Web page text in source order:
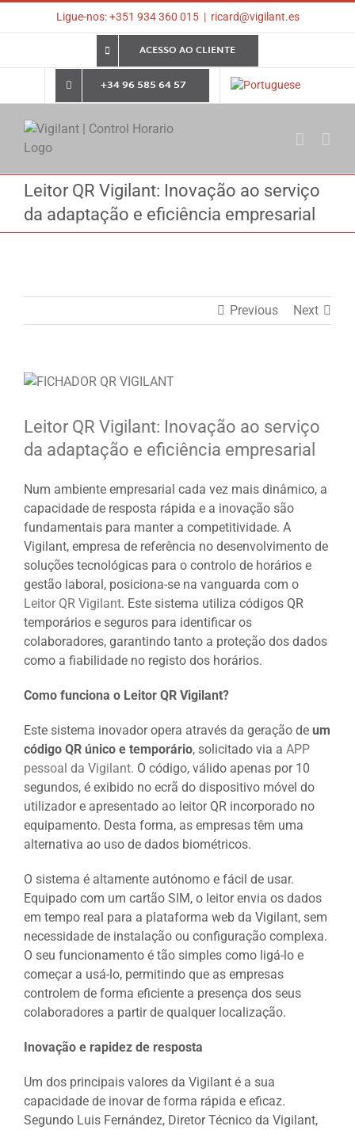
Ligue-nos: +351 934 360 015 | ricard@vigilant.es
ACESSO AO CLIENTE
+34 96 585 64 57
Leitor QR Vigilant: Inovação ao serviço
da adaptação e eficiência empresarial
Previous Next
View
Image
Leitor QR Vigilant: Inovação ao serviço
da adaptação e eficiência empresarial
Num ambiente empresarial cada vez mais dinâmico, a
capacidade de resposta rápida e a inovação são
fundamentais para manter a competitividade. A
Vigilant, empresa de referência no desenvolvimento de
soluções tecnológicas para o controlo de horários e
gestão laboral, posiciona-se na vanguarda com o
Leitor QR Vigilant. Este sistema utiliza códigos QR
temporários e seguros para identificar os
colaboradores, garantindo tanto a proteção dos dados
como a fiabilidade no registo dos horários.
Como funciona o Leitor QR Vigilant?
Este sistema inovador opera através da geração de um
código QR único e temporário, solicitado via a APP
pessoal da Vigilant. O código, válido apenas por 10
segundos, é exibido no ecrã do dispositivo móvel do
utilizador e apresentado ao leitor QR incorporado no
equipamento. Desta forma, as empresas têm uma
alternativa ao uso de dados biométricos.
O sistema é altamente autónomo e fácil de usar.
Equipado com um cartão SIM, o leitor envia os dados
em tempo real para a plataforma web da Vigilant, sem
necessidade de instalação ou configuração complexa.
O seu funcionamento é tão simples como ligá-lo e
começar a usá-lo, permitindo que as empresas
controlem de forma eficiente a presença dos seus
colaboradores a partir de qualquer localização.
Inovação e rapidez de resposta
Um dos principais valores da Vigilant é a sua
capacidade de inovar de forma rápida e eficaz.
Segundo Luis Fernández, Diretor Técnico da Vigilant,